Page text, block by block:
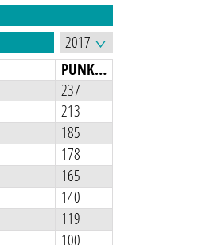
PUNKTE
237
213
185
178
165
140
119
100